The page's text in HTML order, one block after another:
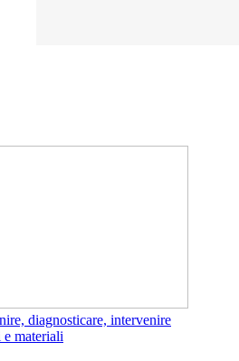
diagnosticare, intervenire
materiali